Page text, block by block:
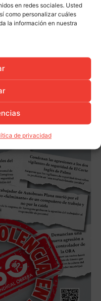
en redes sociales. Usted
como personalizar cuáles
la información en nuestra
de privacidad